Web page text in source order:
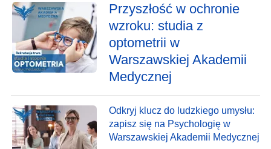
Przyszłość w ochronie
wzroku: studia z
optometrii w
Warszawskiej Akademii
Medycznej
Odkryj klucz do ludzkiego umysłu:
zapisz się na Psychologię w
Warszawskiej Akademii Medycznej